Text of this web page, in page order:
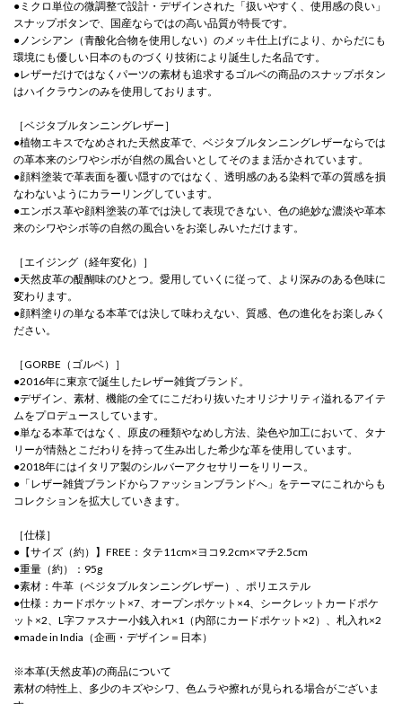
●ミクロ単位の微調整で設計・デザインされた「扱いやすく、使用感の良い」
スナップボタンで、国産ならではの高い品質が特長です。
●ノンシアン（青酸化合物を使用しない）のメッキ仕上げにより、からだにも
環境にも優しい日本のものづくり技術により誕生した名品です。
●レザーだけではなくパーツの素材も追求するゴルベの商品のスナップボタン
はハイクラウンのみを使用しております。
［ベジタブルタンニングレザー］
●植物エキスでなめされた天然皮革で、ベジタブルタンニングレザーならでは
の革本来のシワやシボが自然の風合いとしてそのまま活かされています。
●顔料塗装で革表面を覆い隠すのではなく、透明感のある染料で革の質感を損
なわないようにカラーリングしています。
●エンボス革や顔料塗装の革では決して表現できない、色の絶妙な濃淡や革本
来のシワやシボ等の自然の風合いをお楽しみいただけます。
［エイジング（経年変化）］
●天然皮革の醍醐味のひとつ。愛用していくに従って、より深みのある色味に
変わります。
●顔料塗りの単なる本革では決して味わえない、質感、色の進化をお楽しみく
ださい。
［GORBE（ゴルベ）］
●2016年に東京で誕生したレザー雑貨ブランド。
●デザイン、素材、機能の全てにこだわり抜いたオリジナリティ溢れるアイテ
ムをプロデュースしています。
●単なる本革ではなく、原皮の種類やなめし方法、染色や加工において、タナ
リーが情熱とこだわりを持って生み出した希少な革を使用しています。
●2018年にはイタリア製のシルバーアクセサリーをリリース。
●「レザー雑貨ブランドからファッションブランドへ」をテーマにこれからも
コレクションを拡大していきます。
［仕様］
●【サイズ（約）】FREE：タテ11cm×ヨコ9.2cm×マチ2.5cm
●重量（約）：95g
●素材：牛革（ベジタブルタンニングレザー）、ポリエステル
●仕様：カードポケット×7、オープンポケット×4、シークレットカードポケ
ット×2、L字ファスナー小銭入れ×1（内部にカードポケット×2）、札入れ×2
●made in India（企画・デザイン＝日本）
※本革(天然皮革)の商品について
素材の特性上、多少のキズやシワ、色ムラや擦れが見られる場合がございま